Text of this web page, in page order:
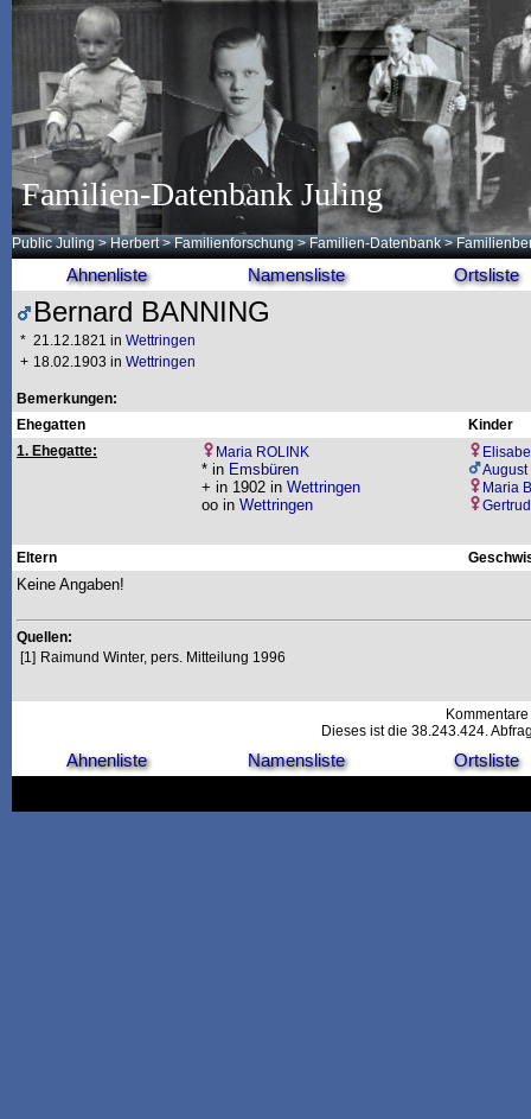
Familien-Datenbank Juling
Public Juling >Herbert >Familienforschung >Familien-Datenbank >
Ahnenliste Namensliste Ortsliste
Bernard BANNING
* 21.12.1821 in Wettringen
+ 18.02.1903 in Wettringen
Bemerkungen:
Ehegatten
Kinder
1. Ehegatte:
Maria ROLINK
* in Emsbüren
+ in 1902 in Wettringen
oo in Wettringen
August
Maria
Eltern
Keine Angaben!
Quellen:
[1] Raimund Winter, pers. Mitteilung 1996
Dieses ist die 38.243.424.
Ahnenliste Namensliste Ortsliste